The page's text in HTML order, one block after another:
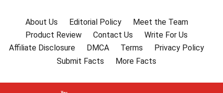
About Us Editorial Policy
Meet the Team
Product Review
Contact Us
Write For Us
Affiliate Disclosure
DMCA Terms
Privacy Policy
Submit Facts
More Facts